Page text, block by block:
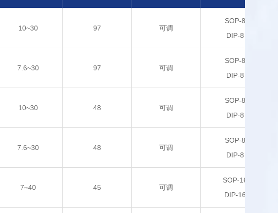
10~30 97 可调
SOP-8
DIP-8
7.6~30 97 可调
SOP-8
DIP-8
10~30 48 可调
SOP-8
DIP-8
7.6~30 48 可调
SOP-8
DIP-8
7~40 45 可调
SOP-16
DIP-16